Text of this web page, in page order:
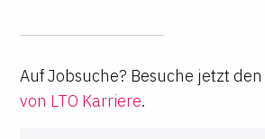
Auf Jobsuche? Besuche jetzt den
von LTO Karriere.